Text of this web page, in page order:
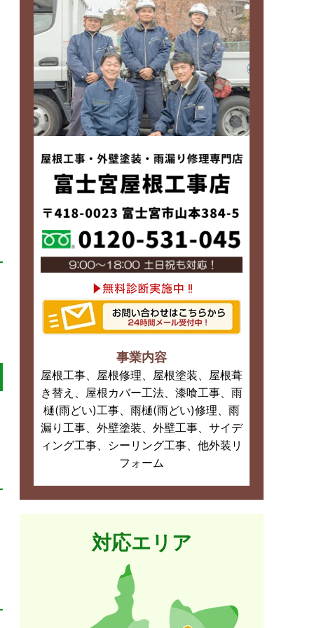
事業内容
屋根工事、屋根修理、屋根塗装、屋根葺
き替え、屋根カバー工法、漆喰工事、雨
樋(雨どい)工事、雨樋(雨どい)修理、雨
漏り工事、外壁塗装、外壁工事、サイデ
ィング工事、シーリング工事、他外装リ
フォーム
対応エリア